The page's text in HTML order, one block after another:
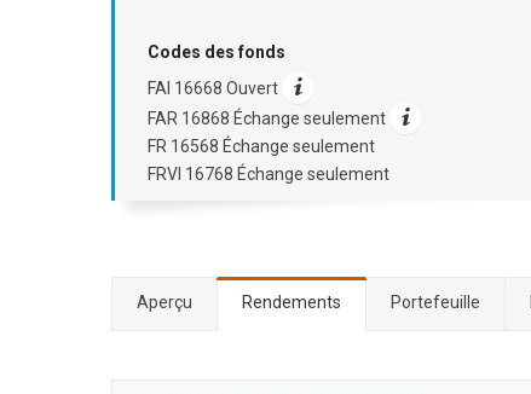
Codes des fonds
FAI 16668 Ouvert
FAR 16868 Échange seulement
FR 16568 Échange seulement
FRVI 16768 Échange seulement
Aperçu Rendements Portefeuille